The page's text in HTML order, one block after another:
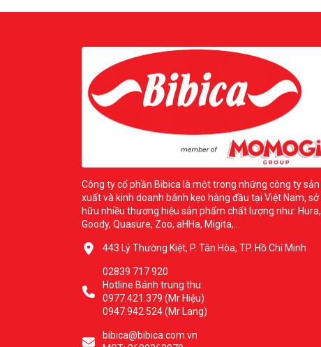
Công ty cổ phần Bibica là một trong những công ty sản
xuất và kinh doanh bánh kẹo hàng đầu tại Việt Nam, sở
hữu nhiều thương hiệu sản phẩm chất lượng như: Hura,
Goody, Quasure, Zoo, aHHa, Migita,...
443 Lý Thường Kiệt, P. Tân Hòa, TP. Hồ Chí Minh
02839 717 920
Hotline Bánh trung thu:
0977.421.379 (Mr Hiệu)
0947.942.524 (Mr Lang)
bibica@bibica.com.vn